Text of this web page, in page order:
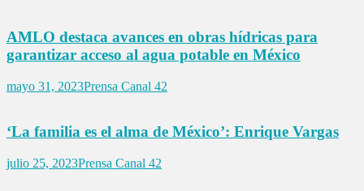
AMLO destaca avances en obras hídricas para
garantizar acceso al agua potable en México
mayo 31, 2023Prensa Canal 42
‘La familia es el alma de México’: Enrique Vargas
julio 25, 2023Prensa Canal 42